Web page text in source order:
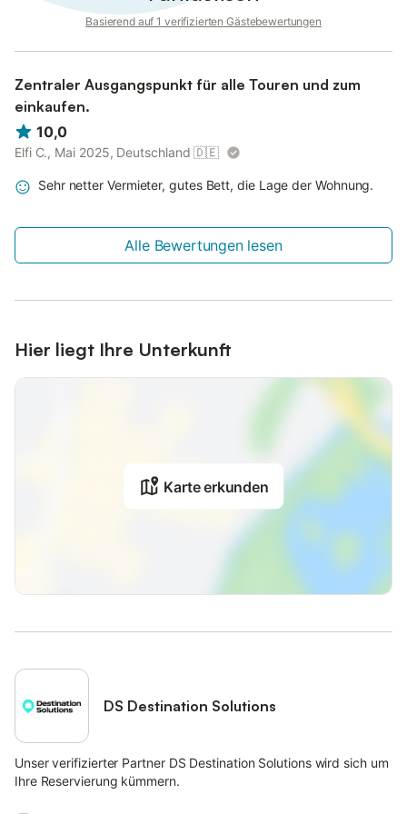
Basierend auf 1 verifizierten Gästebewertungen
Zentraler Ausgangspunkt für alle Touren und zum
einkaufen.
10,0
Elfi C., Mai 2025, Deutschland 🇩🇪
Sehr netter Vermieter, gutes Bett, die Lage der Wohnung.
Alle Bewertungen lesen
Hier liegt Ihre Unterkunft
Karte erkunden
DS Destination Solutions
Unser verifizierter Partner DS Destination Solutions wird sich um
Ihre Reservierung kümmern.